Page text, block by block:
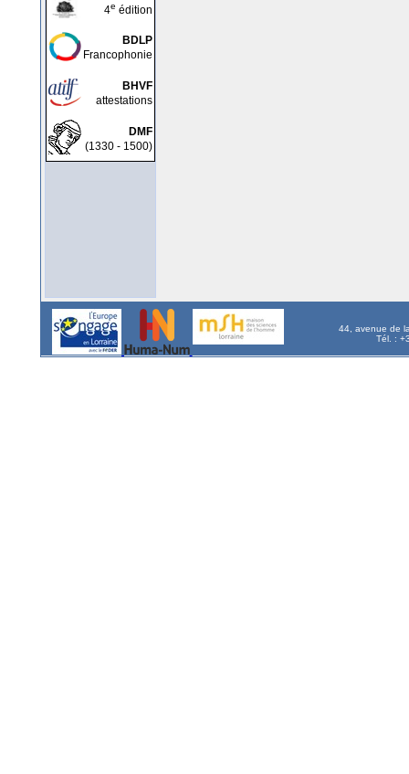
4e édition
BDLP
Francophonie
BHVF
attestations
DMF
(1330 - 1500)
44, avenue de
Tél. :